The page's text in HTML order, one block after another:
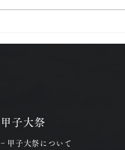
6月
甲子大祭
− 甲子大祭について